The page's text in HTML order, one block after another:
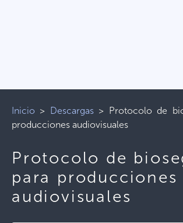
Inicio > Descargas> Protocolo de
producciones audiovisuales
Protocolo de
para producciones
audiovisuales